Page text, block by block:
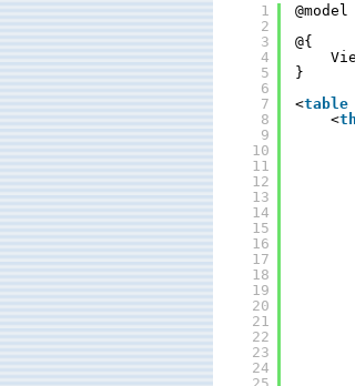
1
2
3
4
5
6
7
8
9
10
11
12
13
14
15
16
17
18
19
20
21
22
23
24
@{
}
<table
<